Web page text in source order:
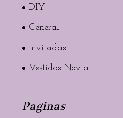
DIY
General
Invitadas
Vestidos Novia
Paginas